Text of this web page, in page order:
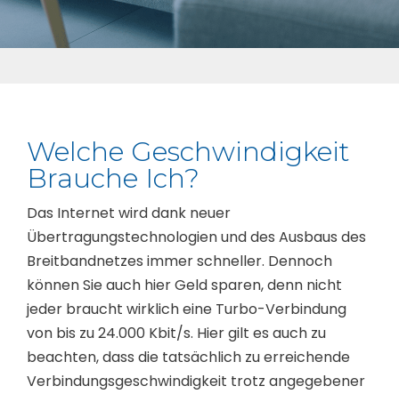
Welche Geschwindigkeit
Brauche Ich?
Das Internet wird dank neuer
Übertragungstechnologien und des Ausbaus des
Breitbandnetzes immer schneller. Dennoch
können Sie auch hier Geld sparen, denn nicht
jeder braucht wirklich eine Turbo-Verbindung
von bis zu 24.000 Kbit/s. Hier gilt es auch zu
beachten, dass die tatsächlich zu erreichende
Verbindungsgeschwindigkeit trotz angegebener